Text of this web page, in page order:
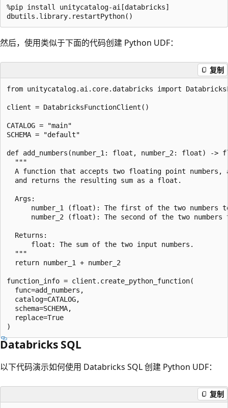
%pip install unitycatalog-ai[databricks]
然后，使用类似于下面的代码创建 Python UDF：
复制
from unitycatalog.ai.core.databricks import
client = DatabricksFunctionClient()
CATALOG = "main"
SCHEMA = "default"
def add_numbers(number_1: float, number_2: float) ->
  """
A function that accepts two floating point numbers,
  and returns the resulting sum as a float.
  Args:
number_1 (float): The first of the two numbers
number_2 (float): The second of the two numbers
  Returns:
      float: The sum of the two input numbers.
  """
  return number_1 + number_2
function_info = client.create_python_function(
  func=add_numbers,
  catalog=CATALOG,
  schema=SCHEMA,
  replace=True
Databricks SQL
以下代码演示如何使用 Databricks SQL 创建 Python UDF：
复制